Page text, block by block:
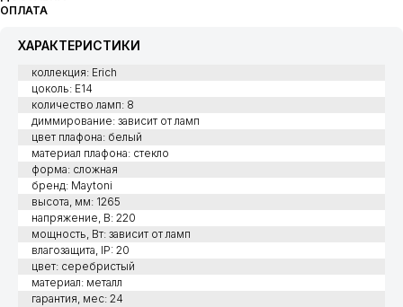
ОПЛАТА
ХАРАКТЕРИСТИКИ
коллекция: Erich
цоколь: E14
количество ламп: 8
диммирование: зависит от ламп
цвет плафона: белый
материал плафона: стекло
форма: сложная
бренд: Maytoni
высота, мм: 1265
напряжение, В: 220
мощность, Вт: зависит от ламп
влагозащита, IP: 20
цвет: серебристый
материал: металл
гарантия, мес: 24